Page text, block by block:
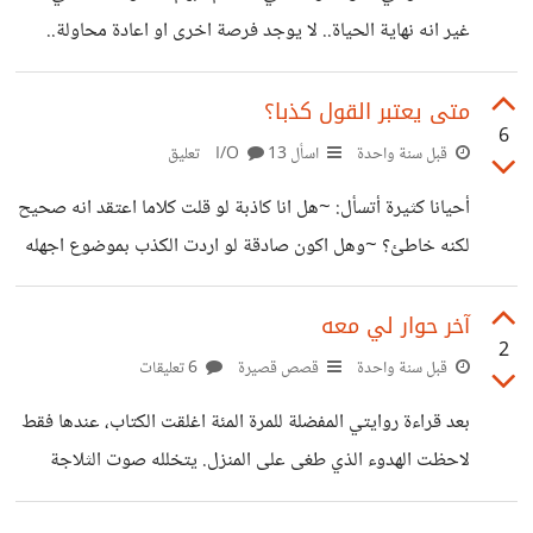
تسيطر على، وتتحكم في كل شيء.. السؤال المطروح هنا: من
انا؟.... الى اين انتمي؟... انا المخادع؟... ام المخدوع؟...
غير انه نهاية الحياة.. لا يوجد فرصة اخرى او اعادة محاولة..
الموت هو ببساطة النهاية لكن هذا يجعلني أتسائل عما اخافه فعلا
هل هو فقدان حياتي التي بنهايتها ستنتهي المعاناة؟.. ام هو
الخوف من ما ينتظرني بعد الموت؟ الحساب؟.. الجنة؟.. او
إستعدادي لمقابلة خالقي، حتى الان لا اعتقد انني اعطيت هذا
الركن حقه من حياتي، لكن هذا
6
متى يعتبر القول كذبا؟
قبل سنة واحدة اسأل I/O 13 تعليق
أحيانا كثيرة أتسأل: ~هل انا كاذبة لو قلت كلاما اعتقد انه صحيح
لكنه خاطئ؟ ~وهل اكون صادقة لو اردت الكذب بموضوع اجهله
فظهر ما قلته صدقا؟
2
آخر حوار لي معه
قبل سنة واحدة قصص قصيرة
بعد قراءة روايتي المفضلة للمرة المئة اغلقت الكتاب، عندها فقط
لاحظت الهدوء الذي طغى على المنزل. يتخلله صوت الثلاجة
القديمة المزعج الذي بات بعد كل هذه السنوات جزءا من هدوء